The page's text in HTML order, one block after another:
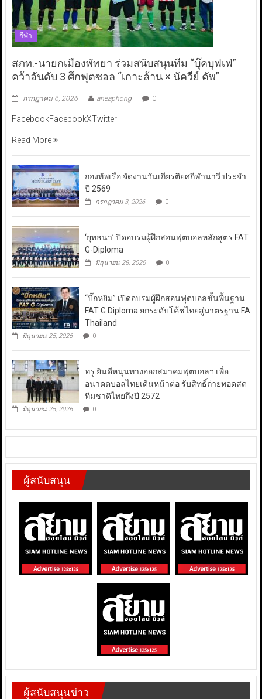
กีฬา
สภท.-นายกเมืองพัทยา ร่วมสนับสนุนทีม “บุ๊คบุฟเฟ่”
คว้าอันดับ 3 ศึกฟุตซอล “เกาะล้าน × นัควีย์ คัพ”
กรกฎาคม 6, 2026 aneaphong 0
FacebookFacebookXTwitter
Read More
กองทัพเรือ จัดงานวันเกียรติยศกีฬานาวี ประจำ
ปี 2569
กรกฎาคม 3, 2026 0
‘ยุทธนา’ ปิดอบรมผู้ฝึกสอนฟุตบอลหลักสูตร FAT
G-Diploma
มิถุนายน 28, 2026 0
“บิ๊กหยิม” เปิดอบรมผู้ฝึกสอนฟุตบอลขั้นพื้นฐาน
FAT G Diploma ยกระดับโค้ชไทยสู่มาตรฐาน FA
Thailand
มิถุนายน 25, 2026 0
ทรู ยินดีหนุนทางออกสมาคมฟุตบอลฯ เพื่อ
อนาคตบอลไทยเดินหน้าต่อ รับสิทธิ์ถ่ายทอดสด
ทีมชาติไทยถึงปี 2572
มิถุนายน 25, 2026 0
ผู้สนับสนุน
ผู้สนับสนุนข่าว